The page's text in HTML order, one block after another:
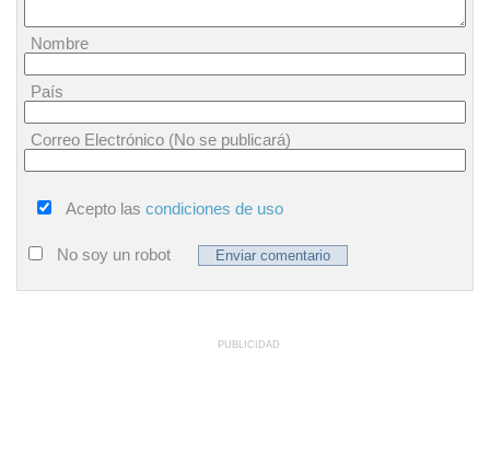
Nombre
País
Correo Electrónico (No se publicará)
Acepto las condiciones de uso
No soy un robot
PUBLICIDAD